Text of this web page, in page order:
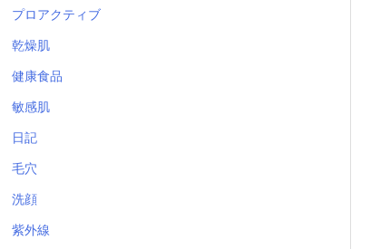
プロアクティブ
乾燥肌
健康食品
敏感肌
日記
毛穴
洗顔
紫外線